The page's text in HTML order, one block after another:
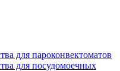
для пароконвектоматов
для посудомоечных